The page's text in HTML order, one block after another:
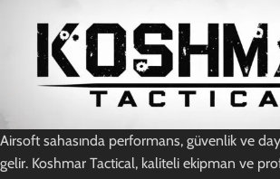
Airsoft sahasında performans, güvenlik ve
gelir. Koshmar Tactical, kaliteli ekipman ve